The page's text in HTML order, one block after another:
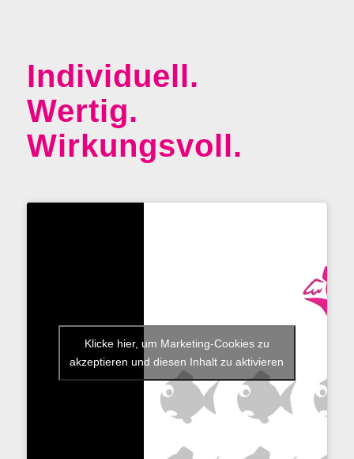
Individuell.
Wertig.
Wirkungsvoll.
Klicke hier, um Marketing-Cookies zu
akzeptieren und diesen Inhalt zu aktivieren